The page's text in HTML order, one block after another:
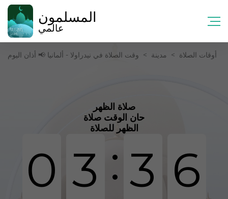
المسلمون
عالمي
أوقات الصلاة > مدينة > وقت الصلاة في نیدراولا - ألمانيا 📢 أذان اليوم
صلاة الظهر
حان الوقت صلاة
الظهر للصلاة
0 3 : 3 6